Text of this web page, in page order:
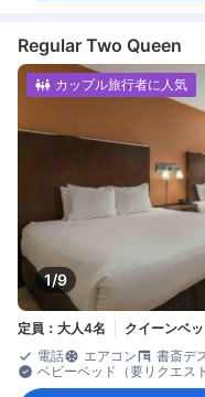
Regular Two Queen
1/9
カップル旅行者に人気
定員：大人4名
クイーンベ
電話
エアコン 書斎デ
ベビーベッド（要リクエスト